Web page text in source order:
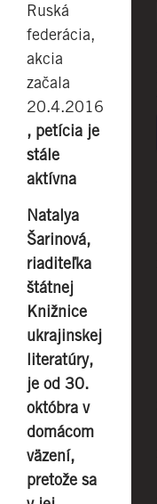
Ruská
federácia,
akcia
začala
20.4.2016
, petícia je
stále
aktívna
Natalya
Šarinová,
riaditeľka
štátnej
Knižnice
ukrajinskej
literatúry,
je od 30.
októbra v
domácom
väzení,
pretože sa